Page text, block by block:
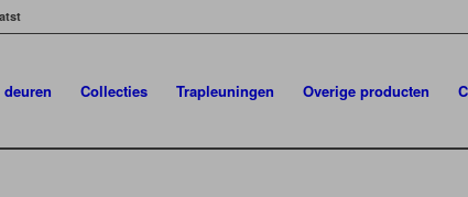
Collecties Trapleuningen Overige producten